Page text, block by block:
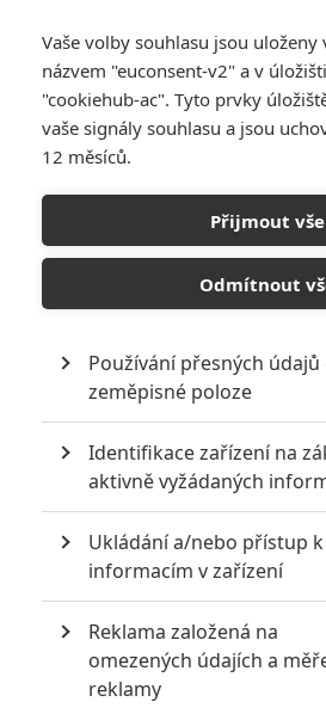
RECENZE FILMŮ
10
Schnirch
narůžovo
5
Recenze:
zámku úroveň
8 Recenze:
6
Recenze:
impérium
8 Recenze: Opičí
POSLEDNÍ KOMENTOVANÉ
Vaše volby souhlasu jsou
názvem "euconsent-v2" a v
"cookiehub-ac". Tyto prvky
vaše signály souhlasu a jsou
12 měsíců.
Přijmout vše
Odmítnout
Používání přesných údajů
zeměpisné poloze
Identifikace zařízení na
aktivně vyžádaných
Ukládání a/nebo přístup k
informacím v zařízení
Reklama založená na
omezených údajích a
reklamy